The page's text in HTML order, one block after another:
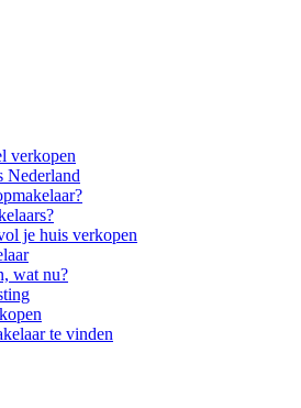
verkopen
Nederland
je huis verkopen
wat nu?
te vinden